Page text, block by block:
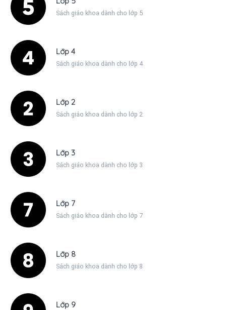
Sách giáo khoa dành cho lớp 5
Lớp 4
Sách giáo khoa dành cho lớp 4
Lớp 2
Sách giáo khoa dành cho lớp 2
Lớp 3
Sách giáo khoa dành cho lớp 3
Lớp 7
Sách giáo khoa dành cho lớp 7
Lớp 8
Sách giáo khoa dành cho lớp 8
Lớp 9